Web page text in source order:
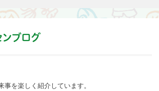
ンブログ
事を楽しく紹介しています。